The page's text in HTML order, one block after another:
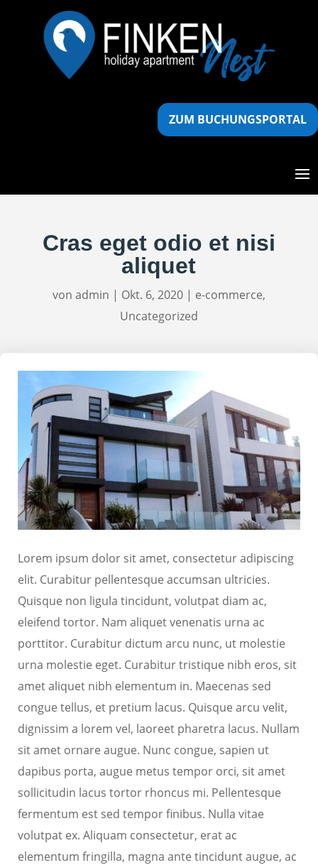
ZUM BUCHUNGSPORTAL
Cras eget odio et nisi
aliquet
von admin | Okt. 6, 2020| e-commerce,
Uncategorized
Lorem ipsum dolor sit amet, consectetur adipiscing
elit. Curabitur pellentesque accumsan ultricies.
Quisque non ligula tincidunt, volutpat diam ac,
eleifend tortor. Nam aliquet venenatis urna ac
porttitor. Curabitur dictum arcu nunc, ut molestie
urna molestie eget. Curabitur tristique nibh eros, sit
amet aliquet nibh elementum in. Maecenas sed
congue tellus, et pretium lacus. Quisque arcu velit,
dignissim a lorem vel, laoreet pharetra lacus. Nullam
sit amet ornare augue. Nunc congue, sapien ut
dapibus porta, augue metus tempor orci, sit amet
sollicitudin lacus tortor rhoncus mi. Pellentesque
fermentum est sed tempor finibus. Nulla vitae
volutpat ex. Aliquam consectetur, erat ac
elementum fringilla, magna ante tincidunt augue, ac